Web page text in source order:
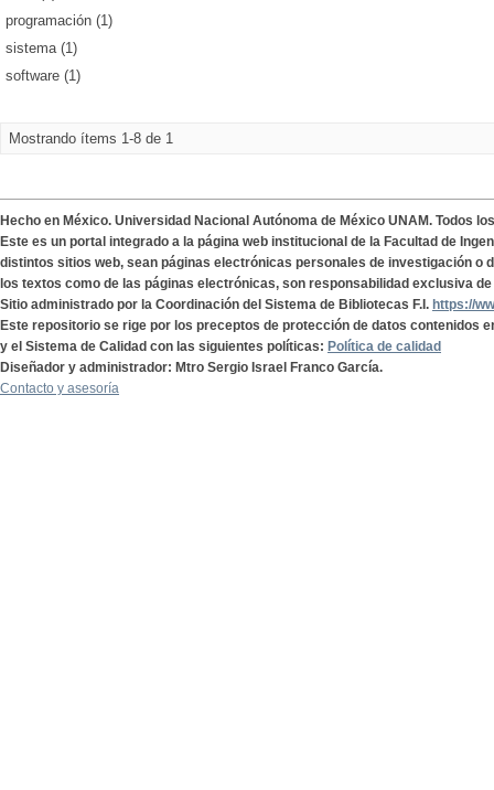
programación (1)
sistema (1)
software (1)
Mostrando ítems 1-8 de 1
Hecho en México. Universidad Nacional Autónoma de México UNAM. Todos
Este es un portal integrado a la página web institucional de la Facultad de
distintos sitios web, sean páginas electrónicas personales de investigación o
los textos como de las páginas electrónicas, son responsabilidad exclusiva
Sitio administrado por la Coordinación del Sistema de Bibliotecas F.I. https://
Este repositorio se rige por los preceptos de protección de datos contenidos
y el Sistema de Calidad con las siguientes políticas: Política de calidad
Diseñador y administrador: Mtro Sergio Israel Franco García.
Contacto y asesoría